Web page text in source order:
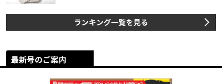
ランキング一覧を見る
最新号のご案内